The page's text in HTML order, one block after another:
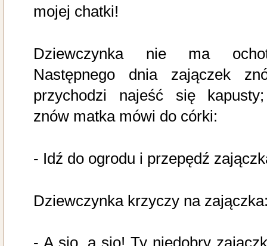
mojej chatki!
Dziewczynka nie ma
Następnego dnia zajączek
przychodzi najeść się
znów matka mówi do córki:
- Idź do ogrodu i przepędź
Dziewczynka krzyczy na